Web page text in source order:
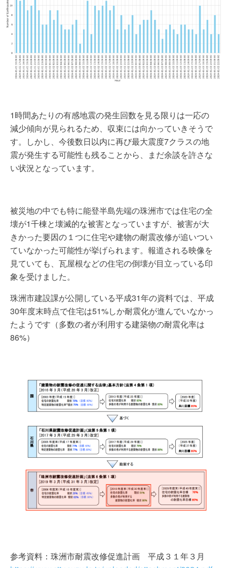
1時間あたりの有感地震の発生回数を見る限りは一応の
減少傾向が見られるため、収束には向かっていきそうで
す。しかし、今後数日以内に再び最大震度7クラスの地
震が発生する可能性も残ることから、まだ余談を許さな
い状況となっています。
被災地の中でも特に能登半島先端の珠洲市では住宅の全
壊が1千棟と壊滅的な被害となっていますが、被害が大
きかった要因の１つに住宅や建物の耐震改修が追いつい
ていなかった可能性が挙げられます。報道される映像を
見ていても、瓦屋根などの住宅の倒壊が目立っている印
象を受けました。
珠洲市建設課が公開している平成31年の資料では、平成
30年度末時点で住宅は51%しか耐震化が進んでいなかっ
たようです（多数の者が利用する建築物の耐震化率は
86%）
参考資料：珠洲市耐震改修促進計画 平成３１年３月